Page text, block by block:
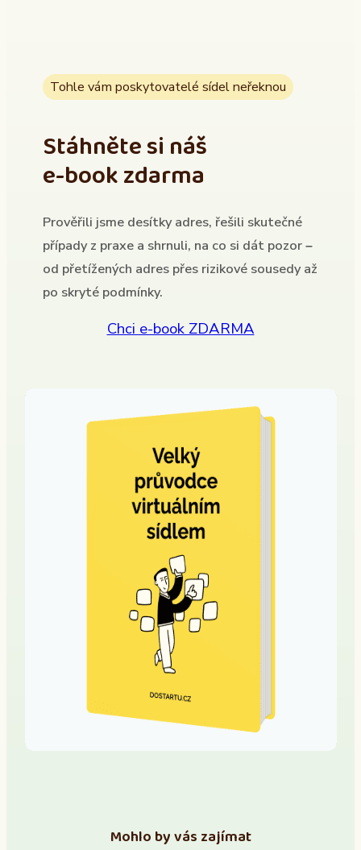
Tohle vám poskytovatelé sídel neřeknou
Stáhněte si náš
e-book zdarma
Prověřili jsme desítky adres, řešili skutečné
případy z praxe a shrnuli, na co si dát pozor –
od přetížených adres přes rizikové sousedy až
po skryté podmínky.
Chci e-book ZDARMA
Mohlo by vás zajímat